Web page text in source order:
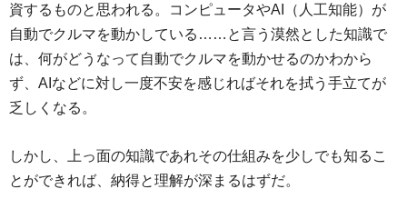
資するものと思われる。コンピュータやAI（人工知能）が
自動でクルマを動かしている……と言う漠然とした知識で
は、何がどうなって自動でクルマを動かせるのかわから
ず、AIなどに対し一度不安を感じればそれを拭う手立てが
乏しくなる。
しかし、上っ面の知識であれその仕組みを少しでも知るこ
とができれば、納得と理解が深まるはずだ。